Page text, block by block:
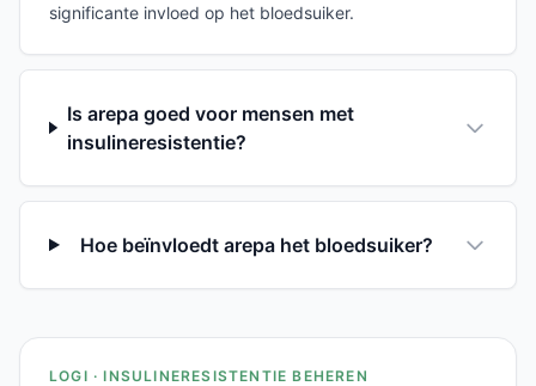
significante invloed op het bloedsuiker.
Is arepa goed voor mensen met
insulineresistentie?
Hoe beïnvloedt arepa het bloedsuiker?
LOGI · INSULINERESISTENTIE BEHEREN